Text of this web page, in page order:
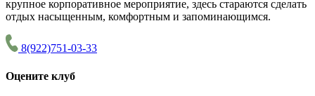
крупное корпоративное мероприятие, здесь стараются сделать
отдых насыщенным, комфортным и запоминающимся.
8(922)751-03-33
Оцените клуб